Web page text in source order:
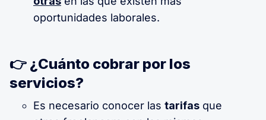
oportunidades laborales.
👉 ¿Cuánto cobrar por los
servicios?
Es necesario conocer las tarifas que